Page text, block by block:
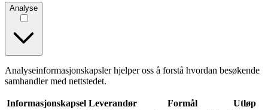
Analyse
Analyseinformasjonskapsler hjelper oss å forstå hvordan besøkende
samhandler med nettstedet.
Informasjonskapsel Leverandør Formål
Utløp